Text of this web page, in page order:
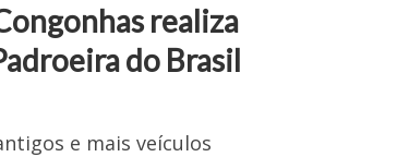
realiza
do Brasil
e mais veículos